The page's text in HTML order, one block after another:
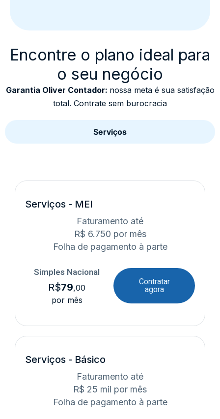
Encontre o plano ideal para
o seu negócio
Garantia Oliver Contador: nossa meta é sua satisfação
total. Contrate sem burocracia
Serviços
Serviços - MEI
Faturamento até
R$ 6.750 por mês
Folha de pagamento à parte
Simples Nacional
R$79,00
por mês
Contratar
agora
Serviços - Básico
Faturamento até
R$ 25 mil por mês
Folha de pagamento à parte